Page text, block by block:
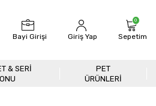
Bayi Girişi Giriş Yap
0
Sepetim
& SERI
PET
ÜRÜNLERİ